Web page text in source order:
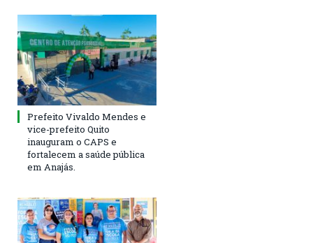
Prefeito Vivaldo Mendes e
vice-prefeito Quito
inauguram o CAPS e
fortalecem a saúde pública
em Anajás.